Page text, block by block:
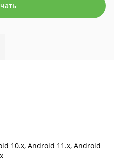
10.x, Android 11.x, Android